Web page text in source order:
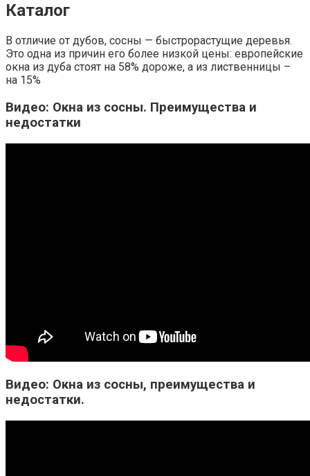
Каталог
В отличие от дубов, сосны — быстрорастущие деревья.
Это одна из причин его более низкой цены: европейские
окна из дуба стоят на 58% дороже, а из лиственницы –
на 15%
Видео: Окна из сосны. Преимущества и
недостатки
Видео: Окна из сосны, преимущества и
недостатки.